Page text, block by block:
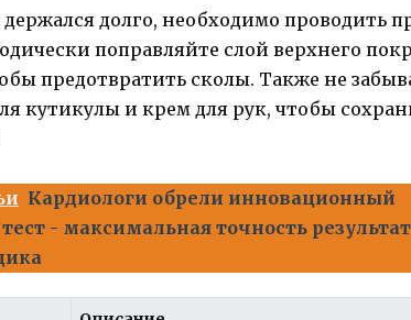
долго, необходимо проводить
поправляйте слой верхнего
предотвратить сколы. Также не
кутикулы и крем для рук, чтобы
Кардиологи обрели инновационный
- максимальная точность